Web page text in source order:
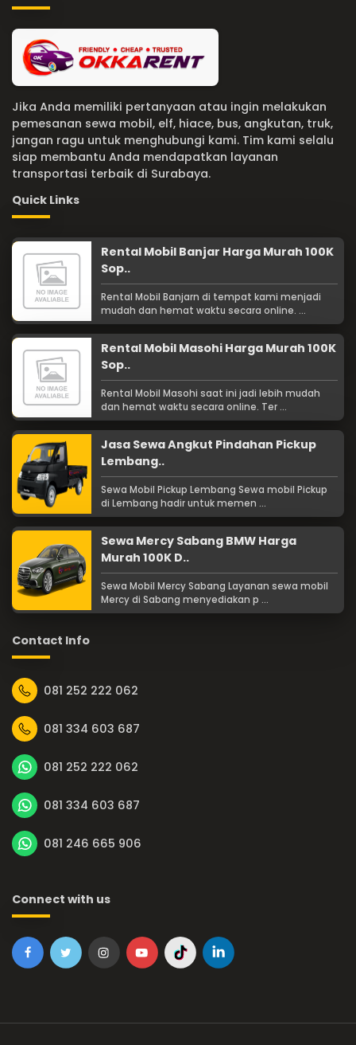
Jika Anda memiliki pertanyaan atau ingin melakukan
pemesanan sewa mobil, elf, hiace, bus, angkutan, truk,
jangan ragu untuk menghubungi kami. Tim kami selalu
siap membantu Anda mendapatkan layanan
transportasi terbaik di Surabaya.
Quick Links
Rental Mobil Banjar Harga Murah 100K
Sop..
Rental Mobil Banjarn di tempat kami menjadi
mudah dan hemat waktu secara online. ...
Rental Mobil Masohi Harga Murah 100K
Sop..
Rental Mobil Masohi saat ini jadi lebih mudah
dan hemat waktu secara online. Ter ...
Jasa Sewa Angkut Pindahan Pickup
Lembang..
Sewa Mobil Pickup Lembang Sewa mobil Pickup
di Lembang hadir untuk memen ...
Sewa Mercy Sabang BMW Harga
Murah 100K D..
Sewa Mobil Mercy Sabang Layanan sewa mobil
Mercy di Sabang menyediakan p ...
Contact Info
081 252 222 062
081 334 603 687
081 252 222 062
081 334 603 687
081 246 665 906
Connect with us